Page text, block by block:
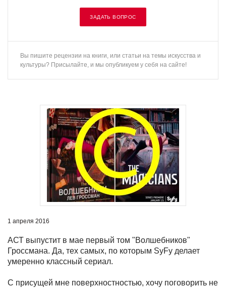
ЗАДАТЬ ВОПРОС
Вы пишите рецензии на книги, или статьи на темы искусства и
культуры? Присылайте, и мы опубликуем у себя на сайте!
1 апреля 2016
АСТ выпустит в мае первый том "Волшебников"
Гроссмана. Да, тех самых, по которым SyFy делает
умеренно классный сериал.
С присущей мне поверхностностью, хочу поговорить не